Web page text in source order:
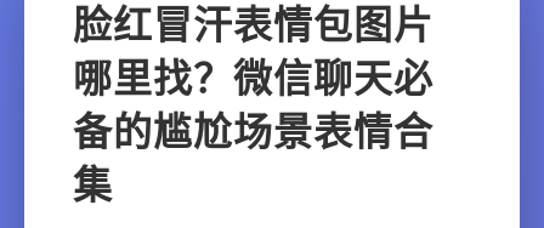
脸红冒汗表情包图片
哪里找？微信聊天必
备的尴尬场景表情合
集